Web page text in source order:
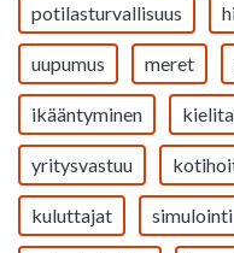
potilasturvallisuus
uupumus meret
ikääntyminen
yritysvastuu
kuluttajat simulointi